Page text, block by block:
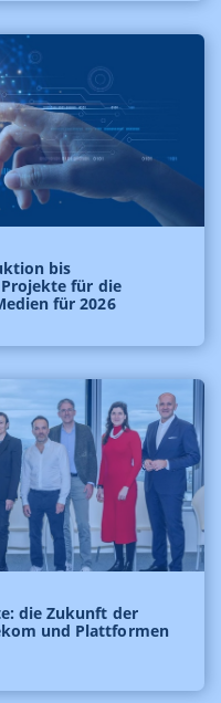
bis
für die
für 2026
die Zukunft der
und Plattformen